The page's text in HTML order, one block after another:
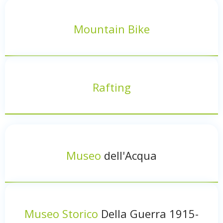
Mountain Bike
Rafting
Museo dell'Acqua
Museo Storico Della Guerra 1915-